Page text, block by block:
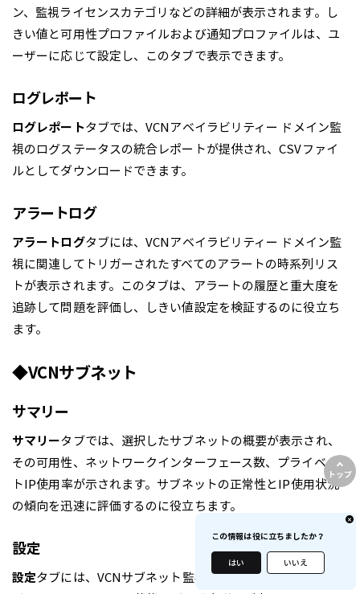
ン、監視ライセンスカテゴリなどの詳細が表示されます。し
きい値と可用性プロファイルおよび通知プロファイルは、ユ
ーザーに応じて設定し、このタブで表示できます。
ログレポート
ログレポートタブでは、VCNアベイラビリティー ドメイン監
視のログステータスの統合レポートが提供され、CSVファイ
ルとしてダウンロードできます。
アラートログ
アラートログタブには、VCNアベイラビリティー ドメイン監
視に関連してトリガーされたすべてのアラートの時系列リス
トが表示されます。このタブは、アラートの履歴と重大度を
追跡して問題を評価し、しきい値設定を検証するのに役立ち
ます。
◆VCNサブネット
サマリー
サマリータブでは、選択したサブネットの概要が表示され、
その可用性、ネットワークインターフェース数、プライベー
トIP使用率が示されます。サブネットの正常性とIP使用状況
の傾向を迅速に評価するのに役立ちます。
設定
設定タブには、VCNサブネット監視のリージョン、アベイラ
この情報は役に立ちましたか？
はい いいえ
トップ